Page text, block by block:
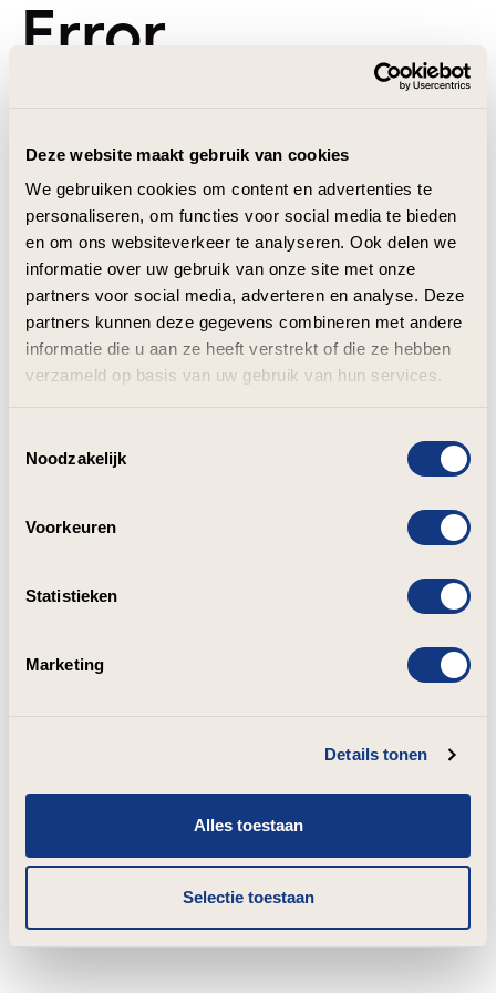
Deze website maakt gebruik van cookies
We gebruiken cookies om content en advertenties te
personaliseren, om functies voor social media te bieden
en om ons websiteverkeer te analyseren. Ook delen we
informatie over uw gebruik van onze site met onze
partners voor social media, adverteren en analyse. Deze
partners kunnen deze gegevens combineren met andere
informatie die u aan ze heeft verstrekt of die ze hebben
verzameld op basis van uw gebruik van hun services.
Noodzakelijk
Voorkeuren
Statistieken
Marketing
Details tonen
Alles toestaan
Selectie toestaan
Error